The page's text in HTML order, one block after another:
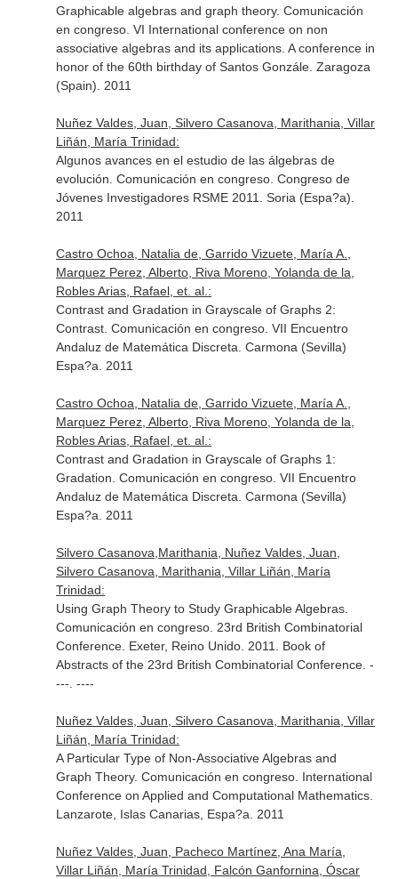
Graphicable algebras and graph theory. Comunicación
en congreso. VI International conference on non
associative algebras and its applications. A conference in
honor of the 60th birthday of Santos Gonzále. Zaragoza
(Spain). 2011
Nuñez Valdes, Juan, Silvero Casanova, Marithania, Villar
Liñán, María Trinidad:
Algunos avances en el estudio de las álgebras de
evolución. Comunicación en congreso. Congreso de
Jóvenes Investigadores RSME 2011. Soria (Espa?a).
2011
Castro Ochoa, Natalia de, Garrido Vizuete, María A.,
Marquez Perez, Alberto, Riva Moreno, Yolanda de la,
Robles Arias, Rafael, et. al.:
Contrast and Gradation in Grayscale of Graphs 2:
Contrast. Comunicación en congreso. VII Encuentro
Andaluz de Matemática Discreta. Carmona (Sevilla)
Espa?a. 2011
Castro Ochoa, Natalia de, Garrido Vizuete, María A.,
Marquez Perez, Alberto, Riva Moreno, Yolanda de la,
Robles Arias, Rafael, et. al.:
Contrast and Gradation in Grayscale of Graphs 1:
Gradation. Comunicación en congreso. VII Encuentro
Andaluz de Matemática Discreta. Carmona (Sevilla)
Espa?a. 2011
Silvero Casanova,Marithania, Nuñez Valdes, Juan,
Silvero Casanova, Marithania, Villar Liñán, María
Trinidad:
Using Graph Theory to Study Graphicable Algebras.
Comunicación en congreso. 23rd British Combinatorial
Conference. Exeter, Reino Unido. 2011. Book of
Abstracts of the 23rd British Combinatorial Conference. -
---. ----
Nuñez Valdes, Juan, Silvero Casanova, Marithania, Villar
Liñán, María Trinidad:
A Particular Type of Non-Associative Algebras and
Graph Theory. Comunicación en congreso. International
Conference on Applied and Computational Mathematics.
Lanzarote, Islas Canarias, Espa?a. 2011
Nuñez Valdes, Juan, Pacheco Martínez, Ana María,
Villar Liñán, María Trinidad, Falcón Ganfornina, Óscar